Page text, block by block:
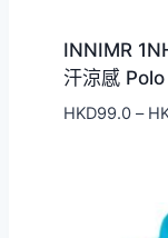
INNIMR
汗涼感
HKD99.0 –